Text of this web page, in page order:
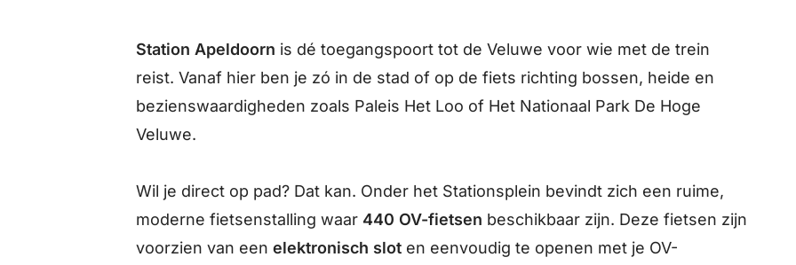
Station Apeldoorn is dé toegangspoort tot de Veluwe voor wie met de trein
reist. Vanaf hier ben je zó in de stad of op de fiets richting bossen, heide en
bezienswaardigheden zoals Paleis Het Loo of Het Nationaal Park De Hoge
Veluwe.
Wil je direct op pad? Dat kan. Onder het Stationsplein bevindt zich een ruime,
moderne fietsenstalling waar 440 OV-fietsen beschikbaar zijn. Deze fietsen zijn
voorzien van eenelektronisch slot en eenvoudig te openen met je OV-